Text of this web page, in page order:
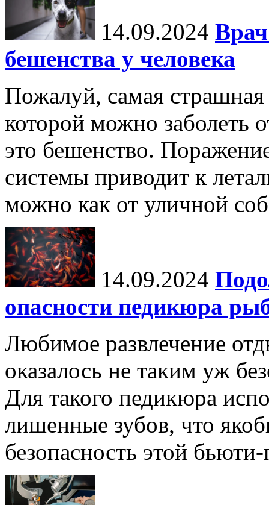
14.09.2024
бешенства у человека
Пожалуй, самая страшная
которой можно заболеть
это бешенство.
системы приводит к
можно как от уличной
14.09.2024
опасности педикюра
Любимое развлечение
оказалось не таким уж
Для такого педикюра
лишенные зубов, что
безопасность этой